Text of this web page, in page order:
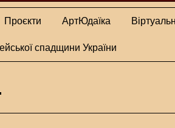
Проєкти АртЮдаїка
спадщини України